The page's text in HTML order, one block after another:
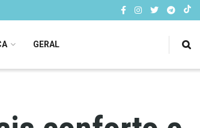
GERAL